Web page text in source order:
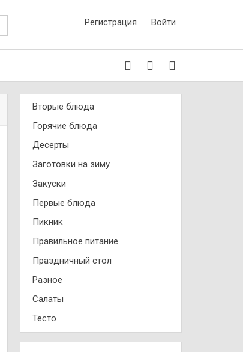
Регистрация Войти
Вторые блюда
Горячие блюда
Десерты
Заготовки на зиму
Закуски
Первые блюда
Пикник
Правильное питание
Праздничный стол
Разное
Салаты
Тесто